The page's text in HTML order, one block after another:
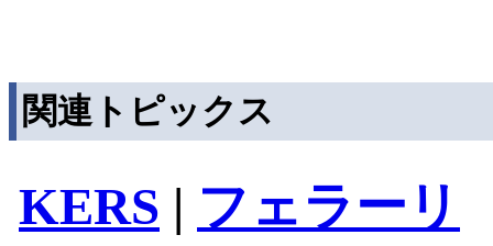
関連トピックス
KERS | フェラーリ